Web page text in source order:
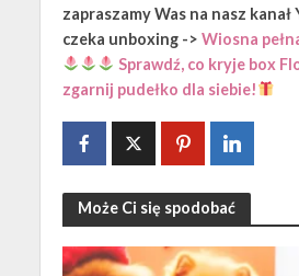
zapraszamy Was na nasz kanał
czeka unboxing -> Wiosna
Sprawdź, co kryje box
zgarnij pudełko dla siebie!
Może Ci się spodobać